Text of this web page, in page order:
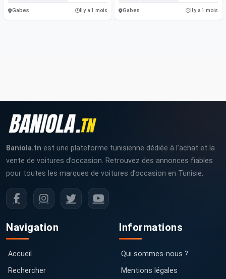
Gabes Il y a 1 mois Gabes Il y a 1 mois
Baniola.tn est une plateforme tunisienne dédiée à l’achat et la
vente de voitures d’occasion. Retrouvez des annonces fiables
pour toutes les marques de voitures d’occasion en Tunisie.
Navigation
Accueil
Rechercher
Informations
Qui sommes-nous ?
Mentions légales